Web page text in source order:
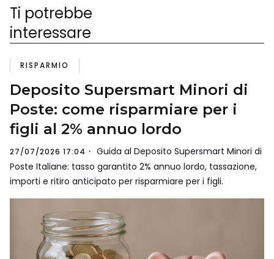
Ti potrebbe
interessare
RISPARMIO
Deposito Supersmart Minori di
Poste: come risparmiare per i
figli al 2% annuo lordo
27/07/2026 17:04
Guida al Deposito Supersmart Minori di
Poste Italiane: tasso garantito 2% annuo lordo, tassazione,
importi e ritiro anticipato per risparmiare per i figli.